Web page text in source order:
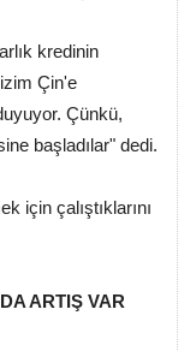
kredinin
Çin'e
Çünkü,
başladılar" dedi.
için çalıştıklarını
ARTIŞ VAR